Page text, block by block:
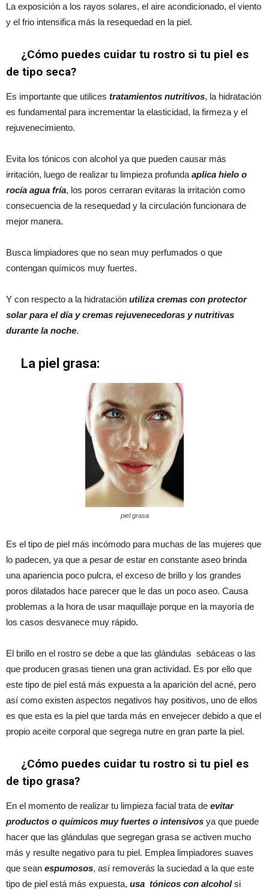
La exposición a los rayos solares, el aire acondicionado, el viento
y el frio intensifica más la resequedad en la piel.
¿Cómo puedes cuidar tu rostro si tu piel es
de tipo seca?
Es importante que utilices tratamientos nutritivos, la hidratación
es fundamental para incrementar la elasticidad, la firmeza y el
rejuvenecimiento.
Evita los tónicos con alcohol ya que pueden causar más
irritación, luego de realizar tu limpieza profunda aplica hielo o
rocía agua fría, los poros cerraran evitaras la irritación como
consecuencia de la resequedad y la circulación funcionara de
mejor manera.
Busca limpiadores que no sean muy perfumados o que
contengan químicos muy fuertes.
Y con respecto a la hidratación utiliza cremas con protector
solar para el día y cremas rejuvenecedoras y nutritivas
durante la noche.
La piel grasa:
piel grasa
Es el tipo de piel más incómodo para muchas de las mujeres que
lo padecen, ya que a pesar de estar en constante aseo brinda
una apariencia poco pulcra, el exceso de brillo y los grandes
poros dilatados hace parecer que le das un poco aseo. Causa
problemas a la hora de usar maquillaje porque en la mayoría de
los casos desvanece muy rápido.
El brillo en el rostro se debe a que las glándulas sebáceas o las
que producen grasas tienen una gran actividad. Es por ello que
este tipo de piel está más expuesta a la aparición del acné, pero
así como existen aspectos negativos hay positivos, uno de ellos
es que esta es la piel que tarda más en envejecer debido a que el
propio aceite corporal que segrega nutre en gran parte la piel.
¿Cómo puedes cuidar tu rostro si tu piel es
de tipo grasa?
En el momento de realizar tu limpieza facial trata de evitar
productos o químicos muy fuertes o intensivos ya que puede
hacer que las glándulas que segregan grasa se activen mucho
más y resulte negativo para tu piel. Emplea limpiadores suaves
que sean espumosos, así removerás la suciedad a la que este
tipo de piel está más expuesta, usa tónicos con alcoholsi